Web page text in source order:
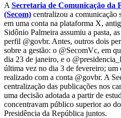
A Secretaria de Comunicação da
(Secom) centralizou a comunicação
em uma conta na plataforma X,
Sidônio Palmeira assumiu a pasta,
perfil @govbr. Antes, outros dois
sobre a gestão: o @SecomVc, em
dia 23 de janeiro, e o
última vez no dia 3 de fevereiro;
realizado com a conta @govbr. A
centralização das publicações nos
uma decisão adotada a partir de
concentravam público superior ao
Presidência da República juntos.